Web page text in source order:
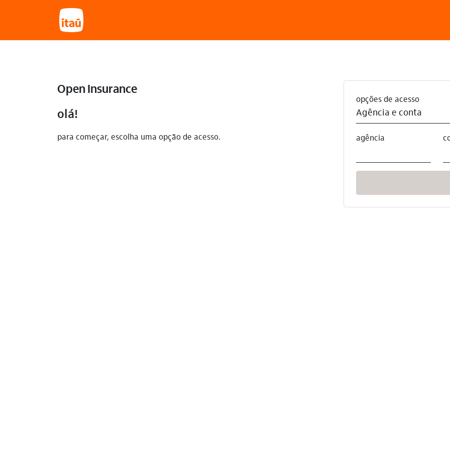
Open Insurance
olá!
para começar, escolha uma opção de acesso.
opções de acesso
Agência e conta
agência